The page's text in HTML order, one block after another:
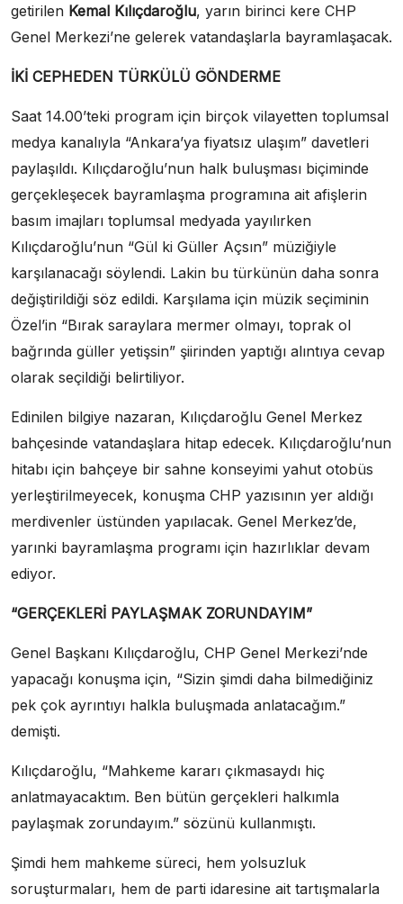
getirilen Kemal Kılıçdaroğlu, yarın birinci kere CHP
Genel Merkezi’ne gelerek vatandaşlarla bayramlaşacak.
İKİ CEPHEDEN TÜRKÜLÜ GÖNDERME
Saat 14.00’teki program için birçok vilayetten toplumsal
medya kanalıyla “Ankara’ya fiyatsız ulaşım” davetleri
paylaşıldı. Kılıçdaroğlu’nun halk buluşması biçiminde
gerçekleşecek bayramlaşma programına ait afişlerin
basım imajları toplumsal medyada yayılırken
Kılıçdaroğlu’nun “Gül ki Güller Açsın” müziğiyle
karşılanacağı söylendi. Lakin bu türkünün daha sonra
değiştirildiği söz edildi. Karşılama için müzik seçiminin
Özel’in “Bırak saraylara mermer olmayı, toprak ol
bağrında güller yetişsin” şiirinden yaptığı alıntıya cevap
olarak seçildiği belirtiliyor.
Edinilen bilgiye nazaran, Kılıçdaroğlu Genel Merkez
bahçesinde vatandaşlara hitap edecek. Kılıçdaroğlu’nun
hitabı için bahçeye bir sahne konseyimi yahut otobüs
yerleştirilmeyecek, konuşma CHP yazısının yer aldığı
merdivenler üstünden yapılacak. Genel Merkez’de,
yarınki bayramlaşma programı için hazırlıklar devam
ediyor.
“GERÇEKLERİ PAYLAŞMAK ZORUNDAYIM”
Genel Başkanı Kılıçdaroğlu, CHP Genel Merkezi’nde
yapacağı konuşma için, “Sizin şimdi daha bilmediğiniz
pek çok ayrıntıyı halkla buluşmada anlatacağım.”
demişti.
Kılıçdaroğlu, “Mahkeme kararı çıkmasaydı hiç
anlatmayacaktım. Ben bütün gerçekleri halkımla
paylaşmak zorundayım.” sözünü kullanmıştı.
Şimdi hem mahkeme süreci, hem yolsuzluk
soruşturmaları, hem de parti idaresine ait tartışmalarla